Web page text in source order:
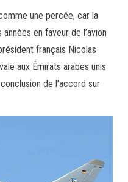
une percée, car la
en faveur de l’avion
français Nicolas
aux Émirats arabes unis
de l’accord sur